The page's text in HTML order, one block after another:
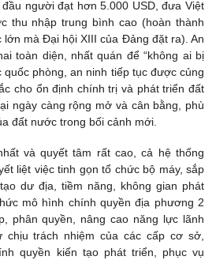
người đạt hơn 5.000 USD, đưa Việt
thu nhập trung bình cao (hoàn thành
lớn mà Đại hội XIII của Đảng đặt ra). An
toàn diện, nhất quán để “không ai bị
quốc phòng, an ninh tiếp tục được củng
cho ổn định chính trị và phát triển đất
ngày càng rộng mở và cân bằng, phù
đất nước trong bối cảnh mới.
và quyết tâm rất cao, cả hệ thống
liệt việc tinh gọn tổ chức bộ máy, sắp
dư địa, tiềm năng, không gian phát
mô hình chính quyền địa phương 2
phân quyền, nâng cao năng lực lãnh
trách nhiệm của các cấp cơ sở,
quyền kiến tạo phát triển, phục vụ